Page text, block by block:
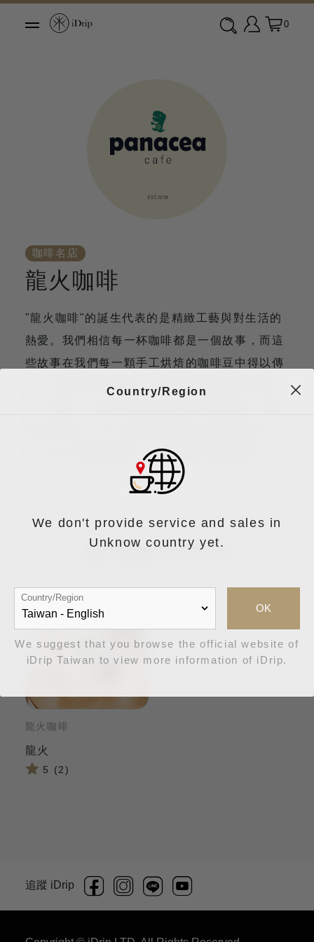
0
咖啡名店
龍火咖啡
"龍火咖啡"的誕生代表的是精緻工藝與對生活的
熱愛。我們相信每一杯咖啡都是一個故事，而這
些故事在我們每一顆手工烘焙的咖啡豆中得以傳
達。 透過龍火的咖啡，您可以品嚐到傑克的熱
式，精心烘焙和調配，以呈現最完美的風味。
龍火咖啡 的手法
龍火咖啡
龍火
5 (2)
追蹤 iDrip
Country/Region
We don't provide service and sales in
Unknow country yet.
Country/Region
OK
We suggest that you browse the official website of
iDrip Taiwan to view more information of iDrip.